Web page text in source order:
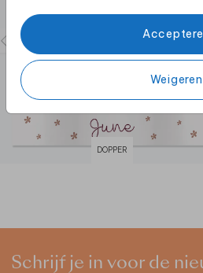
Weigeren
DOPPER
Schrijf je in voor de